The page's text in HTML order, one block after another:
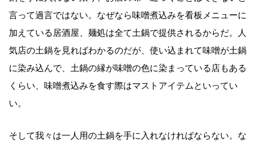
言って過言ではない。なぜなら味噌煮込みを看板メニューに
加えている居酒屋、麺処は全て土鍋で提供されるからだ。人
気店の土鍋を見ればわかるのだが、使い込まれて味噌が土鍋
に染み込んで、土鍋の縁が味噌の色に染まっている店もある
くらい、味噌煮込みを食す際はマストアイテムといってい
い。
そして我々は一人用の土鍋を手に入れなければならない。な